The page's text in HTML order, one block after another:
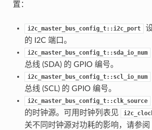
置：
i2c_master_bus_config_t::i2c_port
的 I2C 端口。
i2c_master_bus_config_t::sda_io_num
总线 (SDA) 的 GPIO 编号。
i2c_master_bus_config_t::scl_io_num
总线 (SCL) 的 GPIO 编号。
i2c_master_bus_config_t::clk_source
的时钟源。可用时钟列表见
关不同时钟源对功耗的影响，请参阅